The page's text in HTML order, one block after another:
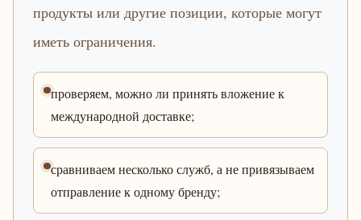
продукты или другие позиции, которые могут
иметь ограничения.
проверяем, можно ли принять вложение к
международной доставке;
сравниваем несколько служб, а не привязываем
отправление к одному бренду;